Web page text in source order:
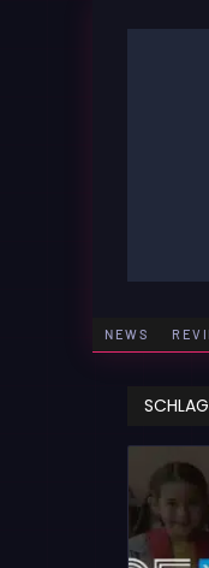
NEWS